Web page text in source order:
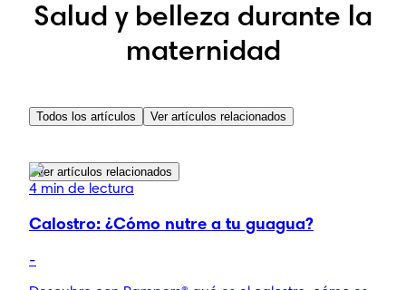
Salud y belleza durante la
maternidad
Todos los artículos Ver artículos relacionados
Ver artículos relacionados
4 min de lectura
Calostro: ¿Cómo nutre a tu guagua?
-